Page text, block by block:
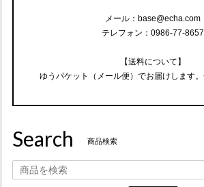
メール： base@echa.com
テレフォン：0986-77-8657
【送料について】
ゆうパケット（メール便）でお届けします。
Search 商品検索